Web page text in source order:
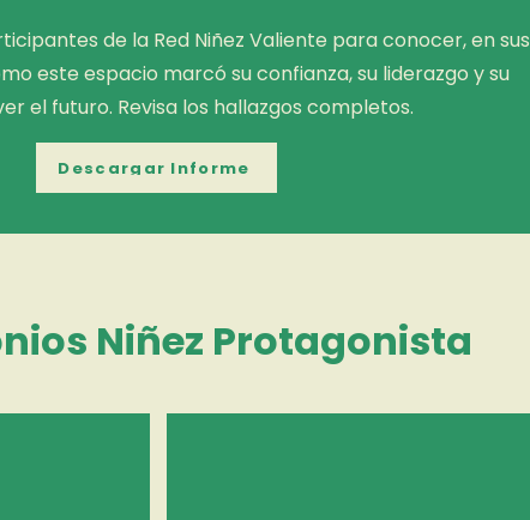
de la Red Niñez Valiente para conocer, en sus
este espacio marcó su confianza, su liderazgo y su
el futuro. Revisa los hallazgos completos.
Descargar Informe
Niñez Protagonista